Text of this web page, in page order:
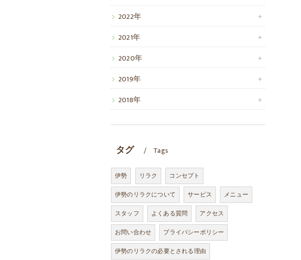
2022年
2021年
2020年
2019年
2018年
タグ Tags
伊勢 リラク
コンセプト
伊勢のリラクについて
サービス
メニュー
スタッフ
よくある質問
アクセス
お問い合わせ
プライバシーポリシー
伊勢のリラクの必要とされる理由